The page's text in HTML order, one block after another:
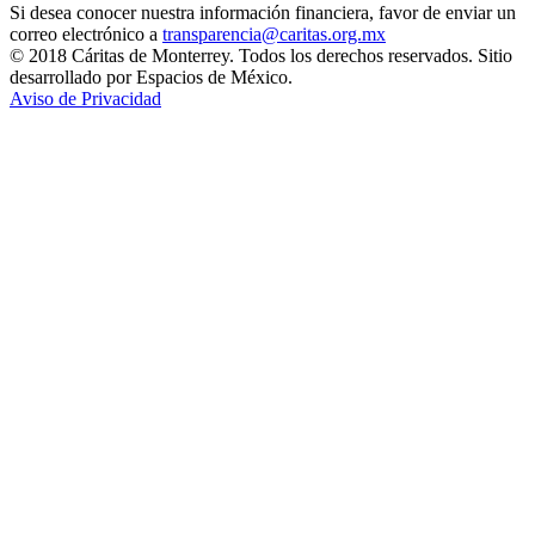
Si desea conocer nuestra información financiera, favor de enviar un
correo electrónico a transparencia@caritas.org.mx
© 2018 Cáritas de Monterrey. Todos los derechos reservados. Sitio
desarrollado por Espacios de México.
Aviso de Privacidad